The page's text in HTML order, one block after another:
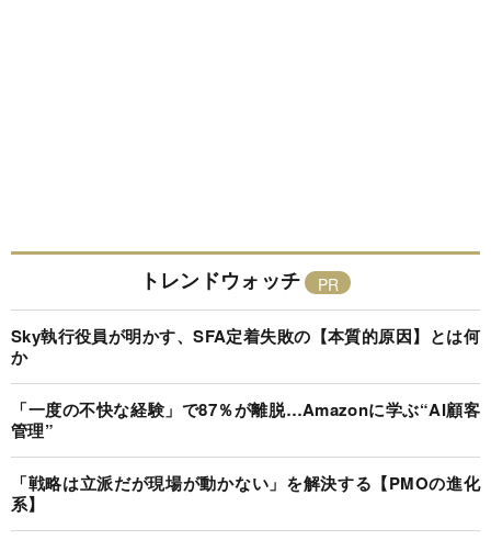
トレンドウォッチ
Sky執行役員が明かす、SFA定着失敗の【本質的原因】とは何
か
「一度の不快な経験」で87％が離脱…Amazonに学ぶ“AI顧客
管理”
「戦略は立派だが現場が動かない」を解決する【PMOの進化
系】